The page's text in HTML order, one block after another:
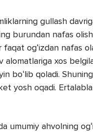
gullash
burundan nafas
ogʻizdan nafas
alomatlariga xos
boʻlib qoladi.
yosh oqadi.
umumiy ahvolning